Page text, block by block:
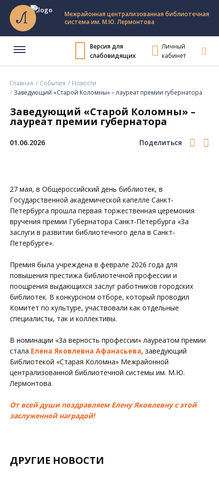
Межрайонная централизованная библиотечная
система им. М.Ю. Лермонтова
Версия для
слабовидящих
Личный
кабинет
Главная События
Новости
Заведующий «Старой Коломны» – лауреат премии губернатора
Заведующий «Старой Коломны» –
лауреат премии губернатора
01.06.2026 Поделиться
27 мая, в Общероссийский день библиотек, в
Государственной академической капелле Санкт-
Петербурга прошла первая торжественная церемония
вручения премии Губернатора Санкт-Петербурга «За
заслуги в развитии библиотечного дела в Санкт-
Петербурге».
Премия была учреждена в феврале 2026 года для
повышения престижа библиотечной профессии и
поощрения выдающихся заслуг работников городских
библиотек. В конкурсном отборе, который проводил
Комитет по культуре, участвовали как отдельные
специалисты, так и коллективы.
В номинации «За верность профессии» лауреатом премии
стала Елена Яковлевна Афанасьева, заведующий
Библиотекой «Старая Коломна» Межрайонной
централизованной библиотечной системы им. М.Ю.
Лермонтова.
От всей души поздравляем Елену Яковлевну с этой
заслуженной наградой!
ДРУГИЕ НОВОСТИ